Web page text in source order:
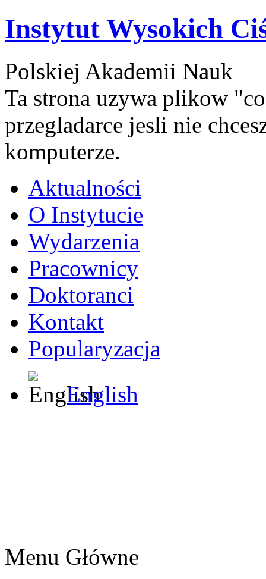
Instytut Wysokich
Polskiej Akademii Nauk
Ta strona uzywa plikow
przegladarce jesli nie
komputerze.
Aktualności
O Instytucie
Wydarzenia
Pracownicy
Doktoranci
Kontakt
Popularyzacja
English
Menu Główne